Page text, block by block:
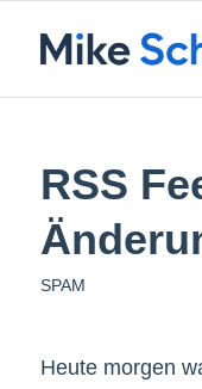
RSS
SPAM
Heute morgen